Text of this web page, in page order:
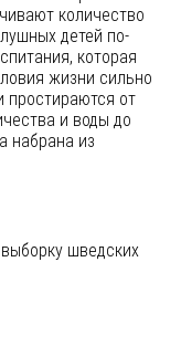
количество
детей по-
которая
жизни сильно
простираются от
и воды до
набрана из
шведских